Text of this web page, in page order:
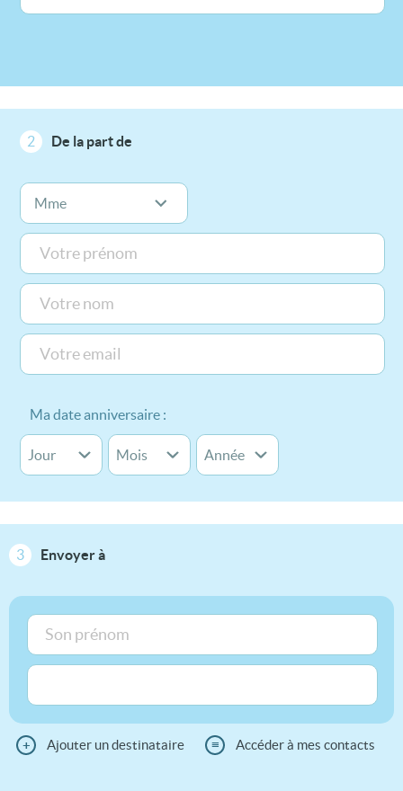
2 De la part de
Ma date anniversaire :
3 Envoyer à
+ Ajouter un destinataire ≡ Accéder à mes contacts